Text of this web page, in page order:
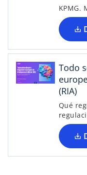
KPMG.
Todo
(RIA)
Qué